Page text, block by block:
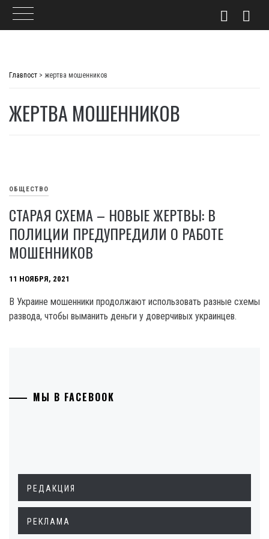
Главпост > жертва мошенников
ЖЕРТВА МОШЕННИКОВ
ОБЩЕСТВО
СТАРАЯ СХЕМА – НОВЫЕ ЖЕРТВЫ: В
ПОЛИЦИИ ПРЕДУПРЕДИЛИ О РАБОТЕ
МОШЕННИКОВ
11 НОЯБРЯ, 2021
В Украине мошенники продолжают использовать разные схемы
развода, чтобы выманить деньги у доверчивых украинцев.
МЫ В FACEBOOK
РЕДАКЦИЯ
РЕКЛАМА